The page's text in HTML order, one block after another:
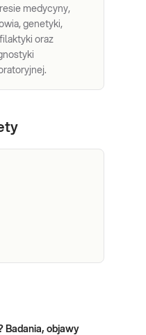
medycyny,
genetyki,
oraz
→
Jak się
Badania, objawy